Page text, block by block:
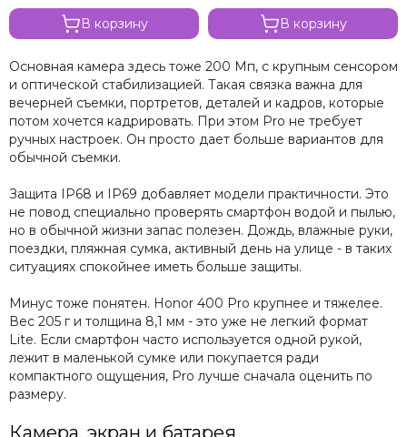
В корзину
В корзину
Основная камера здесь тоже 200 Мп, с крупным сенсором
и оптической стабилизацией. Такая связка важна для
вечерней съемки, портретов, деталей и кадров, которые
потом хочется кадрировать. При этом Pro не требует
ручных настроек. Он просто дает больше вариантов для
обычной съемки.
Защита IP68 и IP69 добавляет модели практичности. Это
не повод специально проверять смартфон водой и пылью,
но в обычной жизни запас полезен. Дождь, влажные руки,
поездки, пляжная сумка, активный день на улице - в таких
ситуациях спокойнее иметь больше защиты.
Минус тоже понятен. Honor 400 Pro крупнее и тяжелее.
Вес 205 г и толщина 8,1 мм - это уже не легкий формат
Lite. Если смартфон часто используется одной рукой,
лежит в маленькой сумке или покупается ради
компактного ощущения, Pro лучше сначала оценить по
размеру.
Камера, экран и батарея